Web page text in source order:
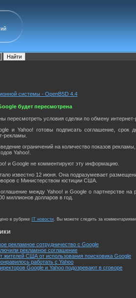
системы - OpenBSD 4.4
будет пересмотрена
пересмотреть условия сделки по обмену
и Yahoo! готовы подписать соглашение, срок
рекламы.
ограничений на количество показов
Yahoo!.
и Google не комментируют эту информацию.
известно 12 июня. Она подразумевает
с Министерством юстиции США.
между Yahoo! и Google о партнерстве
миллионов долларов в год.
в рубрике IT новости. Вы можете следить за
рекламное сотрудничество с Google
рекламное соглашение
жителей США от использования поисковика Google
работать с Yahoo
Google и Yahoo подозревают в сговоре